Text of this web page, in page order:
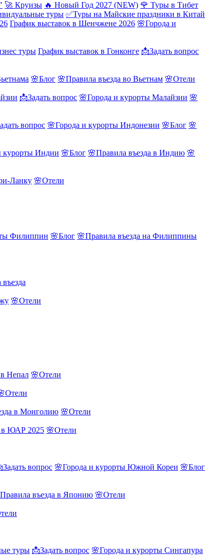
🚀 Круизы 🔥 Новый Год 2027 (NEW) 🌹 Туры в Тибет
туры ✅Туры на Майские праздники в Китай
График выставок в Шенчжене 2026 🌸Города и
туры График выставок в Гонконге 📩Задать вопрос
🌸Блог 🌸Правила въезда во Вьетнам 🌸Отели
📩Задать вопрос 🌸Города и курорты Малайзии 🌸
вопрос 🌸Города и курорты Индонезии 🌸Блог 🌸
курорты Индии 🌸Блог 🌸Правила въезда в Индию 🌸
Ланку 🌸Отели
Филиппин 🌸Блог 🌸Правила въезда на Филиппины
🌸Отели
Непал 🌸Отели
в Монголию 🌸Отели
в ЮАР 2025 🌸Отели
вопрос 🌸Города и курорты Южной Кореи 🌸Блог
въезда в Японию 🌸Отели
туры 📩Задать вопрос 🌸Города и курорты Сингапура